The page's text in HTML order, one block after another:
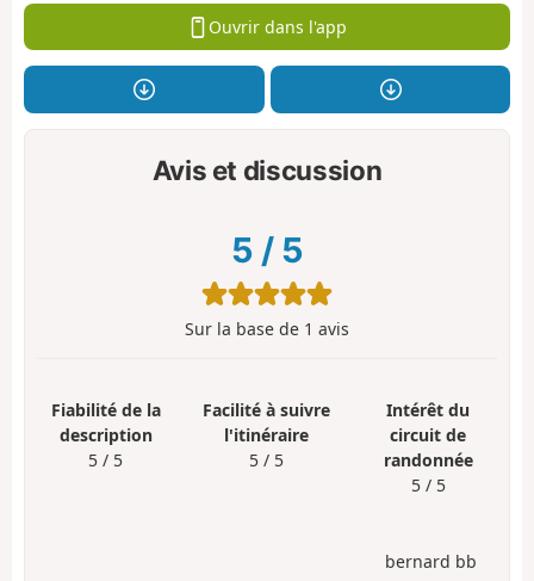
Ouvrir dans l'app
Avis et discussion
5 / 5
Sur la base de 1 avis
Fiabilité de la
description
5 / 5
Facilité à suivre
l'itinéraire
5 / 5
Intérêt du
circuit de
randonnée
5 / 5
bernard bb